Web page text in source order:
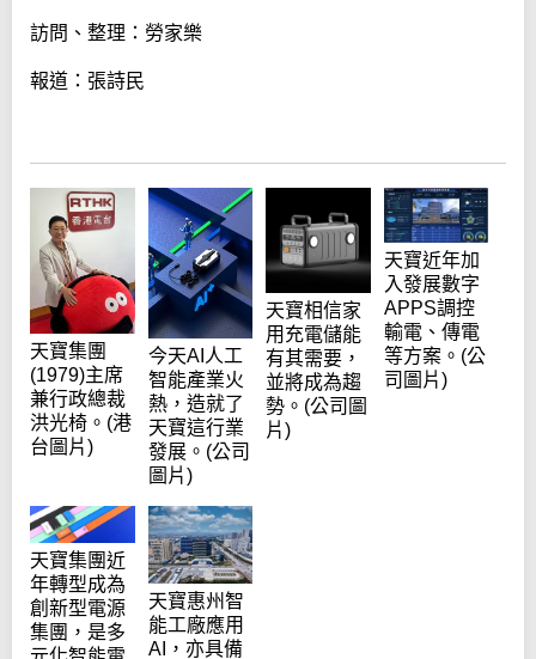
訪問、整理：勞家樂
報道：張詩民
天寶集團
(1979)主席
兼行政總裁
洪光椅。(港
台圖片)
今天AI人工
智能產業火
熱，造就了
天寶這行業
發展。(公司
圖片)
天寶相信家
用充電儲能
有其需要，
並將成為趨
勢。(公司圖
片)
天寶近年加
入發展數字
APPS調控
輸電、傳電
等方案。(公
司圖片)
天寶集團近
年轉型成為
創新型電源
集團，是多
天寶惠州智
能工廠應用
AI，亦具備